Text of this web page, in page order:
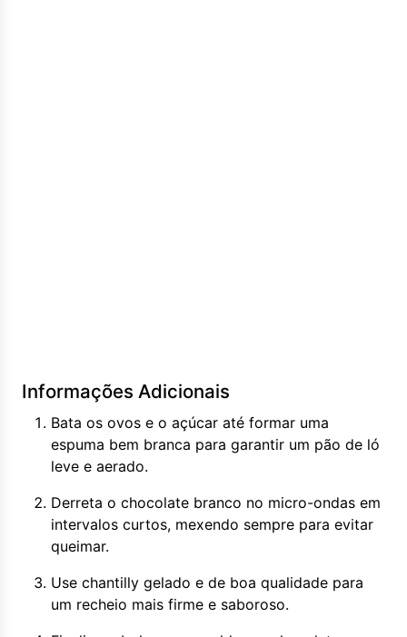
Informações Adicionais
Bata os ovos e o açúcar até formar uma
espuma bem branca para garantir um pão de ló
leve e aerado.
Derreta o chocolate branco no micro-ondas em
intervalos curtos, mexendo sempre para evitar
queimar.
Use chantilly gelado e de boa qualidade para
um recheio mais firme e saboroso.